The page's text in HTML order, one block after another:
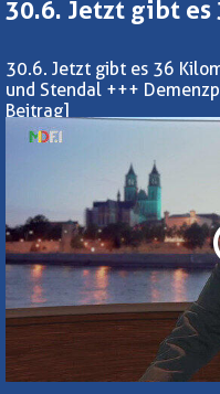
30.6. Jetzt gibt
30.6. Jetzt gibt es 36
und Stendal +++
Beitrag]